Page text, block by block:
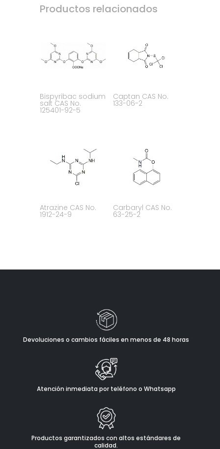
Productos relacionados
Bispyribac sodium
salt CAS No.
125401-92-5
Captan CAS No.
133-06-2
Atrazine CAS No.
1912-24-9
Carbaryl CAS No.
63-25-2
Devoluciones o cambios fáciles en menos de 48 horas
Atención inmediata por teléfono o Whatsapp
Productos garantizados con altos estándares de
calidad.